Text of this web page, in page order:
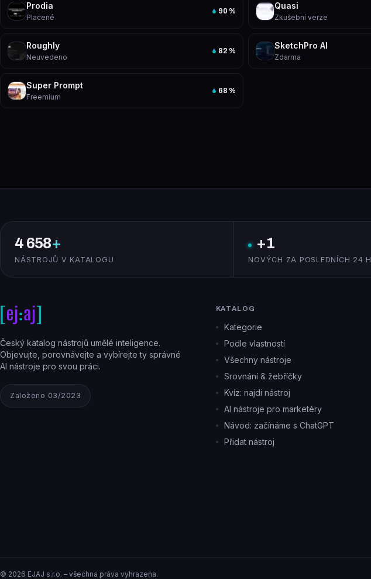
Prodia
Placené
90 %
Quasi
Zkušební verze
Roughly
Neuvedeno
82 %
SketchPro AI
Zdarma
Super Prompt
Freemium
68 %
4 658+
NÁSTROJŮ V KATALOGU
+1
NOVÝCH ZA POSLEDNÍCH 24 H
Český katalog nástrojů umělé inteligence.
Objevujte, porovnávejte a vybírejte ty správné
AI nástroje pro svou práci.
Založeno 03/2023
KATALOG
Kategorie
Podle vlastností
Všechny nástroje
Srovnání & žebříčky
Kvíz: najdi nástroj
AI nástroje pro marketéry
Návod: začínáme s ChatGPT
Přidat nástroj
© 2026 EJAJ s.r.o. – všechna práva vyhrazena.